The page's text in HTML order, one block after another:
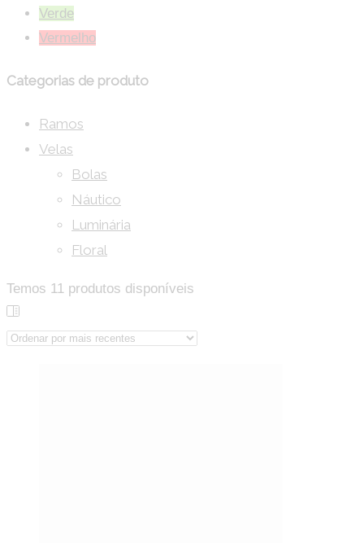
Verde
Vermelho
Categorias de produto
Ramos
Velas
Bolas
Náutico
Luminária
Floral
Temos 11 produtos disponíveis